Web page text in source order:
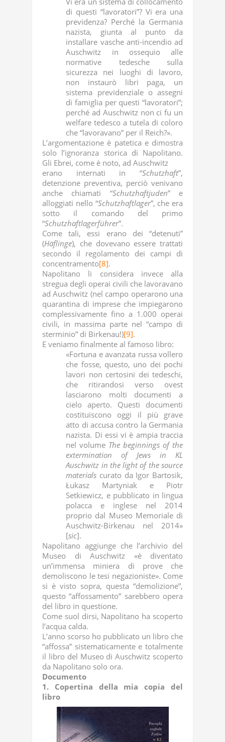
di questi “lavoratori”? Vi era una
previdenza? Perché la Germania
nazista, giunta al punto da
installare vasche anti-incendio ad
Auschwitz in ossequio alle
normative tedesche sulla
sicurezza nei luoghi di lavoro,
non instaurò libri paga, un
sistema previdenziale o assegni
di famiglia per questi “lavoratori”;
perché ad Auschwitz non ci fu un
welfare tedesco a tutela di coloro
che “lavoravano” per il Reich?».
L’argomentazione è patetica e dimostra
solo l’ignoranza storica di Napolitano.
Gli Ebrei, come è noto, ad Auschwitz
erano internati in “Schutzhaft”,
detenzione preventiva, perciò venivano
anche chiamati “Schutzhaftjuden” e
alloggiati nello “Schutzhaftlager”, che era
sotto il comando del primo
“Schutzhaftlagerführer”.
Come tali, essi erano dei “detenuti”
(Häflinge), che dovevano essere trattati
secondo il regolamento dei campi di
concentramento[8].
Napolitano li considera invece alla
stregua degli operai civili che lavoravano
ad Auschwitz (nel campo operarono una
quarantina di imprese che impiegarono
complessivamente fino a 1.000 operai
civili, in massima parte nel “campo di
sterminio” di Birkenau!)[9].
E veniamo finalmente al famoso libro:
«Fortuna e avanzata russa vollero
che fosse, questo, uno dei pochi
lavori non certosini dei tedeschi,
che ritirandosi verso ovest
lasciarono molti documenti a
cielo aperto. Questi documenti
costituiscono oggi il più grave
atto di accusa contro la Germania
nazista. Di essi vi è ampia traccia
nel volume The beginnings of the
extermination of Jews in KL
Auschwitz in the light of the source
materials curato da Igor Bartosik,
Łukasz Martyniak e Piotr
Setkiewicz, e pubblicato in lingua
polacca e inglese nel 2014
proprio dal Museo Memoriale di
Auschwitz-Birkenau nel 2014»
[sic].
Napolitano aggiunge che l’archivio del
Museo di Auschwitz «è diventato
un’immensa miniera di prove che
demoliscono le tesi negazioniste». Come
si è visto sopra, questa “demolizione”,
questo “affossamento” sarebbero opera
del libro in questione.
Come suol dirsi, Napolitano ha scoperto
l’acqua calda.
L’anno scorso ho pubblicato un libro che
“affossa” sistematicamente e totalmente
il libro del Museo di Auschwitz scoperto
da Napolitano solo ora.
Documento
1. Copertina della mia copia del
libro